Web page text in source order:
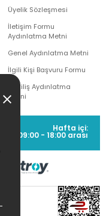
Üyelik Sözleşmesi
İletişim Formu
Aydınlatma Metni
Genel Aydınlatma Metni
İlgili Kişi Başvuru Formu
Çekiliş Aydınlatma
Metni
Hafta içi:
09:00 - 18:00 arası